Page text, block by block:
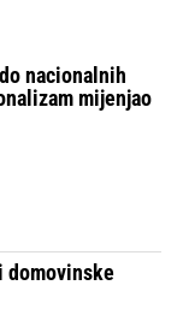
nacionalnih
mijenjao
domovinske